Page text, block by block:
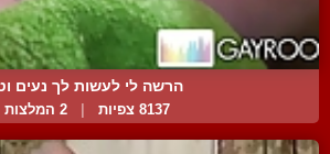
הרשה לי לעשות לך נעים
8137 צפיות 2 המלצות